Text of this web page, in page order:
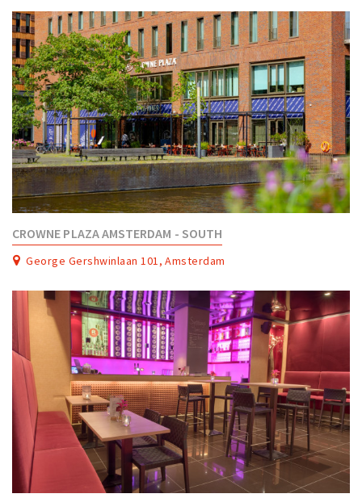
Inloggen
CROWNE PLAZA AMSTERDAM - SOUTH
George Gershwinlaan 101, Amsterdam